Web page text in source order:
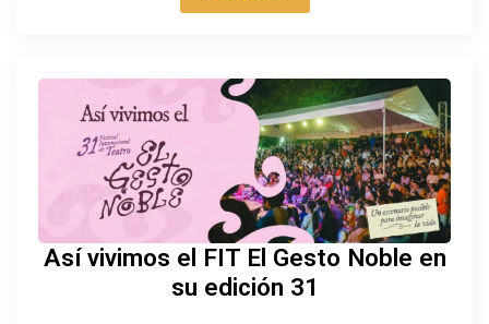
Así vivimos el FIT El Gesto Noble en
su edición 31